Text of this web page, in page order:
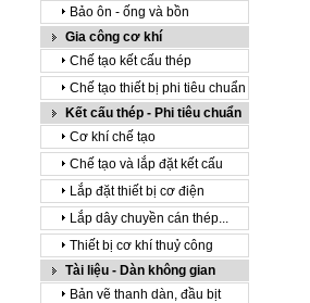
Bảo ôn - ống và bồn
Gia công cơ khí
Chế tạo kết cấu thép
Chế tạo thiết bị phi tiêu chuẩn
Kết cấu thép - Phi tiêu chuẩn
Cơ khí chế tạo
Chế tạo và lắp đặt kết cấu
Lắp đặt thiết bị cơ điện
Lắp dây chuyền cán thép...
Thiết bị cơ khí thuỷ công
Tài liệu - Dàn không gian
Bản vẽ thanh dàn, đầu bịt